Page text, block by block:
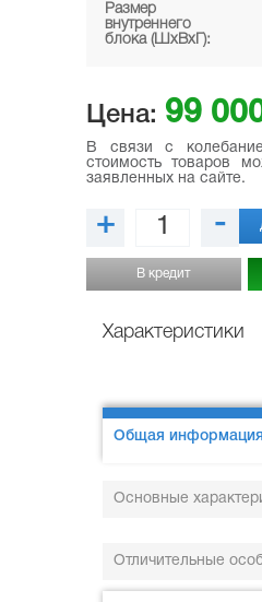
Размер
внутреннего
блока (ШхВхГ):
Цена: 99
В связи с
стоимость товаров
заявленных на сайте.
+ -
В кредит
Характеристики
Общая информация
Основные
Отличительные